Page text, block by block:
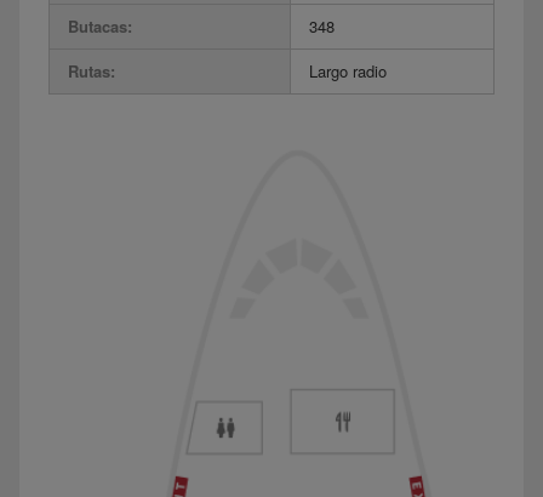
Butacas:
348
Rutas:
Largo radio